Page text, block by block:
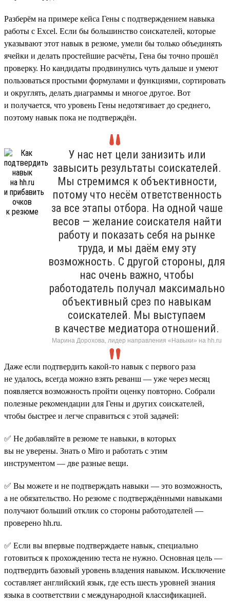
Разберём на примере кейса Гены с подтверждением навыка
работы с Excel. Если бы большинство соискателей, которые
указывают этот навык в резюме, умели бы только объединять
ячейки и делать простейшие расчёты, Гена бы точно прошёл
проверку. Но кандидаты продвинулись чуть дальше и умеют
пользоваться простыми формулами и функциями, сортировать
и округлять, делать диаграммы и многое другое. Вот
и получается, что уровень Гены недотягивает до среднего,
поэтому навык пока не подтверждён.
У нас нет цели занизить или
завысить результаты соискателей.
Мы стремимся к объективности,
потому что несём ответственность
за все этапы отбора. На одной чаше
весов — желание соискателя найти
работу и показать себя на рынке
труда, и мы даём ему эту
возможность. С другой стороны, для
нас очень важно, чтобы
работодатель получал максимально
объективный срез по навыкам
соискателей. Мы выступаем
в качестве медиатора отношений.
Марина Дорохова, лидер направления «Навыки» на hh.ru
Даже если подтвердить какой-то навык с первого раза
не удалось, всегда можно взять реванш — уже через месяц
появляется возможность пройти оценку повторно. Собрали
полезные рекомендации для Гены и других соискателей,
чтобы быстрее и легче справиться с этой задачей:
✅ Не добавляйте в резюме те навыки, в которых
вы не уверены. Знать о Miro и работать с этим
инструментом — две разные вещи.
✅ Вы можете и не подтверждать навыки — это возможность,
а не обязательство. Но резюме с подтверждёнными навыками
получают больший отклик со стороны работодателей —
проверено hh.ru.
✅ Если вы впервые подтверждаете навык, специально
готовиться к прохождению теста не нужно. Основная цель —
подтвердить базовый уровень владения навыком. Исключение
составляет английский язык, где есть шесть уровней знания
языка в соответствии с международной классификацией.